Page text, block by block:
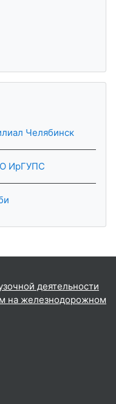
Челябинск
ИрГУПС
деятельности
на железнодорожном